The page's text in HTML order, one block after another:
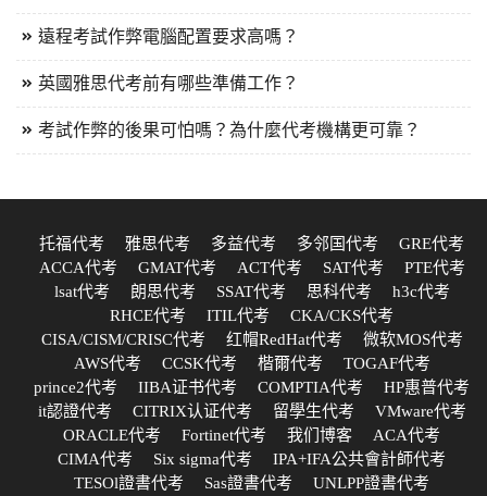
遠程考試作弊電腦配置要求高嗎？
英國雅思代考前有哪些準備工作？
考試作弊的後果可怕嗎？為什麼代考機構更可靠？
托福代考 雅思代考 多益代考 多邻国代考
GRE代考
ACCA代考
GMAT代考 ACT代考 SAT代考
PTE代考
lsat代考
朗思代考 SSAT代考 思科代考
h3c代考
RHCE代考
ITIL代考
CKA/CKS代考
CISA/CISM/CRISC代考
红帽RedHat代考
微软MOS代考
AWS代考
CCSK代考 楷爾代考
TOGAF代考
prince2代考
IIBA证书代考 COMPTIA代考
HP惠普代考
it認證代考
CITRIX认证代考 留學生代考
VMware代考
ORACLE代考
Fortinet代考 我们博客
ACA代考
CIMA代考
Six sigma代考
IPA+IFA公共會計師代考
TESOl證書代考
Sas證書代考
UNLPP證書代考